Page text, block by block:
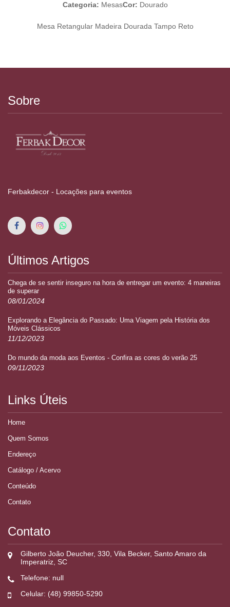
Categoria: MesasCor: Dourado
Mesa Retangular Madeira Dourada Tampo Reto
Sobre
Ferbakdecor - Locações para eventos
Últimos Artigos
Chega de se sentir inseguro na hora de entregar um evento: 4 maneiras
de superar
08/01/2024
Explorando a Elegância do Passado: Uma Viagem pela História dos
Móveis Clássicos
11/12/2023
Do mundo da moda aos Eventos - Confira as cores do verão 25
09/11/2023
Links Úteis
Home
Quem Somos
Endereço
Catálogo / Acervo
Conteúdo
Contato
Contato
Gilberto João Deucher, 330, Vila Becker, Santo Amaro da
Imperatriz, SC
Telefone: null
Celular: (48) 99850-5290